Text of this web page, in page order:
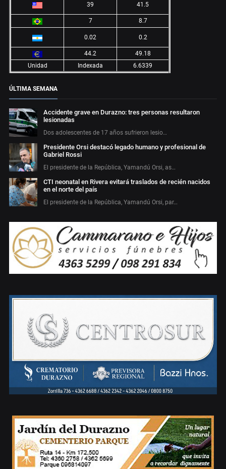
39 41.5
7 8.7
0.02 0.2
44.2
49.18
Unidad
Indexada 6.6339
ÚLTIMA SEMANA
Accidente grave en Durazno: tres personas resultaron
lesionadas
Dos adolescentes de 17 años sufrieron lesio…
Presidente Orsi destacó legado humano y profesional de
Gabriel Rossi
El presidente de la República, Yamandú Orsi, as…
CTI neonatal en Rivera evitará traslados de recién nacidos
en el norte del país
El presidente de la República, Yamandú Orsi, par…